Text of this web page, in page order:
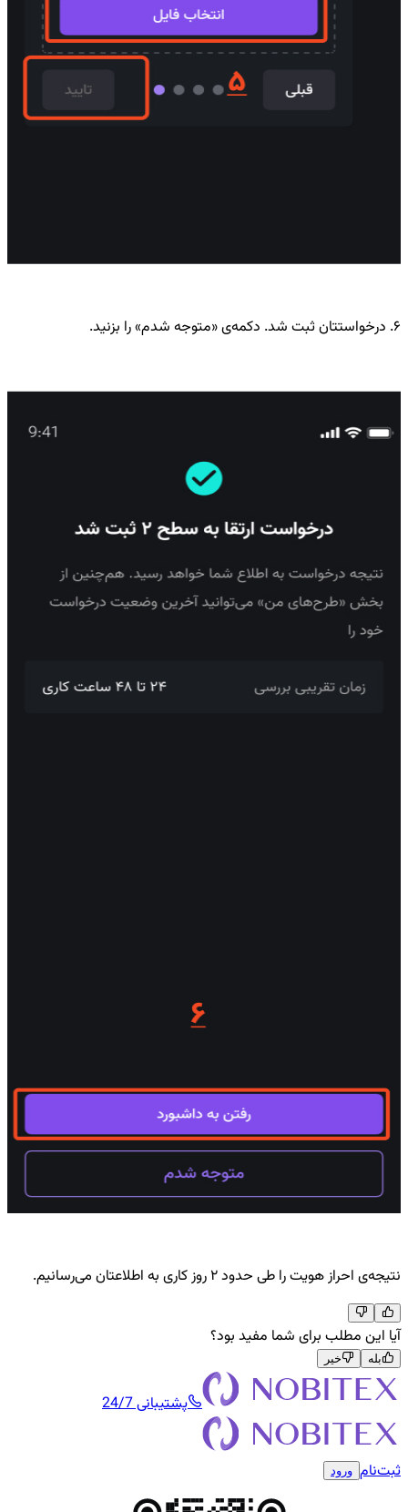
۶. درخواستتان ثبت شد. دکمه‌ی «متوجه شدم» را بزنید.
نتیجه‌ی احراز هویت را طی حدود ۲ روز کاری به اطلاعتان می‌رسانیم.
آیا این مطلب برای شما مفید بود؟
بله خیر
پشتیبانی 24/7
ثبت‌نام ورود